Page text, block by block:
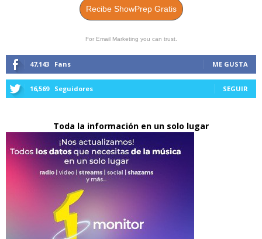
Recibe ShowPrep Gratis
For Email Marketing you can trust.
47,143 Fans ME GUSTA
16,569 Seguidores SEGUIR
Toda la información en un solo lugar